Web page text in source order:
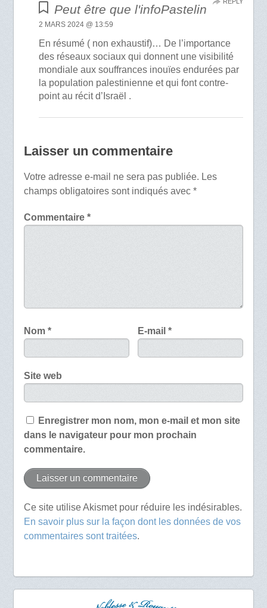
Peut être que l'infoPastelin
2 MARS 2024 @ 13:59
En résumé ( non exhaustif)… De l’importance
des réseaux sociaux qui donnent une visibilité
mondiale aux souffrances inouïes endurées par
la population palestinienne et qui font contre-
point au récit d’Israël .
REPLY
Laisser un commentaire
Votre adresse e-mail ne sera pas publiée. Les
champs obligatoires sont indiqués avec *
Commentaire *
Nom * E-mail*
Site web
Enregistrer mon nom, mon e-mail et mon site
dans le navigateur pour mon prochain
commentaire.
Ce site utilise Akismet pour réduire les indésirables.
En savoir plus sur la façon dont les données de vos
commentaires sont traitées.